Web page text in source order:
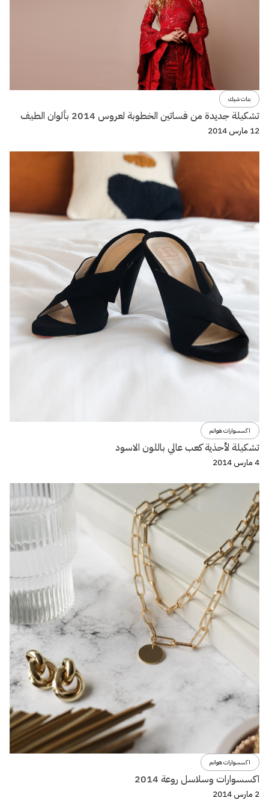
بنات شيك
تشكيلة جديدة من فساتين الخطوبة لعروس 2014 بألوان الطيف
12 مارس 2014
اكسسوارات هوانم
تشكيلة لأحذية كعب عالي باللون الاسود
4 مارس 2014
اكسسوارات هوانم
اكسسوارات وسلاسل روعة 2014
2 مارس 2014